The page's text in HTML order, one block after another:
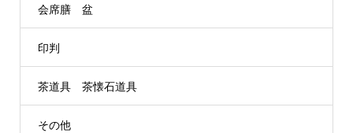
会席膳 盆
印判
茶道具 茶懐石道具
その他